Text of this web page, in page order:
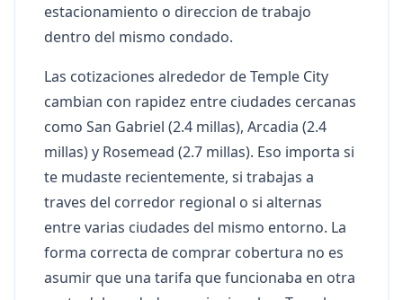
estacionamiento o direccion de trabajo
dentro del mismo condado.
Las cotizaciones alrededor de Temple City
cambian con rapidez entre ciudades cercanas
como San Gabriel (2.4 millas), Arcadia (2.4
millas) y Rosemead (2.7 millas). Eso importa si
te mudaste recientemente, si trabajas a
traves del corredor regional o si alternas
entre varias ciudades del mismo entorno. La
forma correcta de comprar cobertura no es
asumir que una tarifa que funcionaba en otra